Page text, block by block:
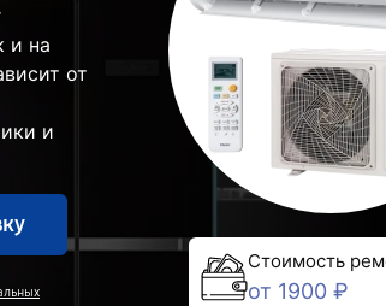
и на
от
и
Стоимость
от 1900 ₽